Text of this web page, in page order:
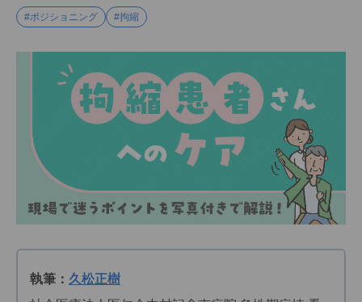
#ポジショニング #拘縮
執筆： 久松正樹